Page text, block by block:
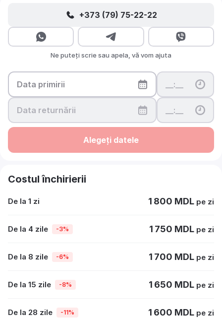
+373 (79) 75-22-22
Ne puteți scrie sau apela, vă vom ajuta
Alegeți datele
Costul închirierii
De la 1 zi 1 800 MDL pe zi
De la 4 zile -3% 1 750 MDL pe zi
De la 8 zile -6% 1 700 MDL pe zi
De la 15 zile -8% 1 650 MDL pe zi
De la 28 zile -11% 1 600 MDL pe zi